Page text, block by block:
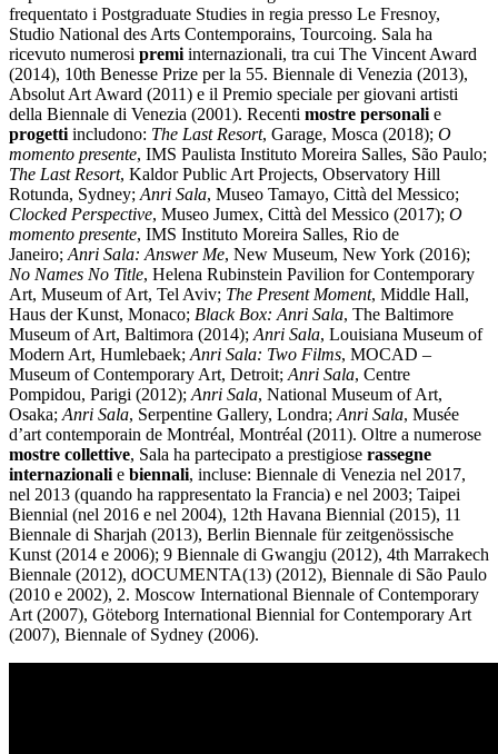
Area
Media
Organizza
il
tuo
evento
Amministrazione
trasparente
Whistleblowing
Sostieni
il
museo
frequentato i Postgraduate Studies in regia presso Le Fresnoy,
Studio National des Arts Contemporains, Tourcoing. Sala ha
ricevuto numerosi premiinternazionali, tra cui The Vincent Award
(2014), 10th Benesse Prize per la 55. Biennale di Venezia (2013),
Absolut Art Award (2011) e il Premio speciale per giovani artisti
della Biennale di Venezia (2001). Recenti mostre personalie
progettiincludono: The Last Resort, Garage, Mosca (2018); O
momento presente, IMS Paulista Instituto Moreira Salles, São Paulo;
The Last Resort, Kaldor Public Art Projects, Observatory Hill
Rotunda, Sydney;Anri Sala, Museo Tamayo, Città del Messico;
Clocked Perspective, Museo Jumex, Città del Messico (2017); O
momento presente, IMS Instituto Moreira Salles, Rio de
Janeiro;Anri Sala: Answer Me, New Museum, New York (2016);
No Names No Title, Helena Rubinstein Pavilion for Contemporary
Art, Museum of Art, Tel Aviv; The Present Moment, Middle Hall,
Haus der Kunst, Monaco; Black Box: Anri Sala, The Baltimore
Museum of Art, Baltimora (2014);Anri Sala, Louisiana Museum of
Modern Art, Humlebaek;Anri Sala: Two Films, MOCAD –
Museum of Contemporary Art, Detroit;Anri Sala, Centre
Pompidou, Parigi (2012);Anri Sala, National Museum of Art,
Osaka;Anri Sala, Serpentine Gallery, Londra;Anri Sala, Musée
d’art contemporain de Montréal, Montréal (2011). Oltre a numerose
mostre collettive, Sala ha partecipato a prestigiose rassegne
internazionalie biennali, incluse: Biennale di Venezia nel 2017,
nel 2013 (quando ha rappresentato la Francia) e nel 2003; Taipei
Biennial (nel 2016 e nel 2004), 12th Havana Biennial (2015), 11
Biennale di Sharjah (2013), Berlin Biennale für zeitgenössische
Kunst (2014 e 2006); 9 Biennale di Gwangju (2012), 4th Marrakech
Biennale (2012), dOCUMENTA(13) (2012), Biennale di São Paulo
(2010 e 2002), 2. Moscow International Biennale of Contemporary
Art (2007), Göteborg International Biennial for Contemporary Art
(2007), Biennale of Sydney (2006).